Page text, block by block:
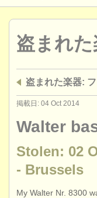
お問い合わせ
盗まれ
盗まれた楽器:
掲載日: 04 Oct 2014
Walter
Stolen: 02
- Brussels
My Walter Nr. 8300